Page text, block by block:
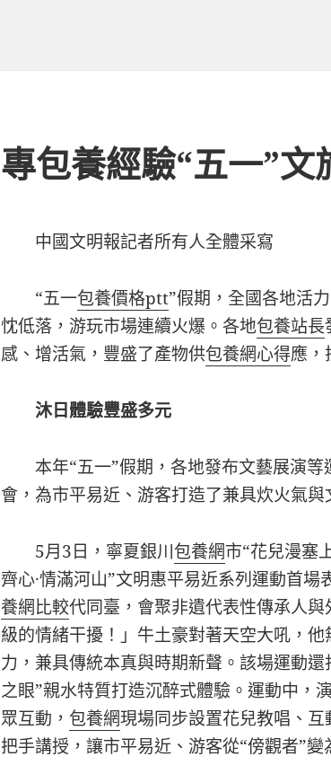
專包養經驗“五一”
中國文明報記者所有人全體采寫
“五一包養價格ptt”假期，全國各地活
忱低落，游玩市場連續火爆。各地包養站長
感、增活氣，豐盛了產物供包養網心得應，
沐日體驗豐盛多元
本年“五一”假期，各地發布文藝展演
會，為市平易近、游客打造了兼具炊火氣與
5月3日，寧夏銀川包養網市“花兒漫塞
齊心·情滿河山”文明惠平易近系列運動首場
養網比較代同臺，會聚非遺代表性傳承人
級的情緒干擾！」牛土豪對著天空大吼，
力，兼具傳統本真與時期新聲。該場運動
之眼”親水特質打造沉醉式體驗。運動中，
眾互動， 包養網現場同步設置花兒教唱、
把手講授，讓市平易近、游客從“傍觀者”變